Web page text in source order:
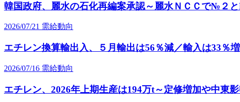
韓国政府、麗水の石化再編案承認～麗水ＮＣＣで№２
2026/07/21 需給動向
エチレン換算輸出入、５月輸出は56％減／輸入は33％
2026/07/16 需給動向
エチレン、2026年上期生産は194万t～定修増加や中東